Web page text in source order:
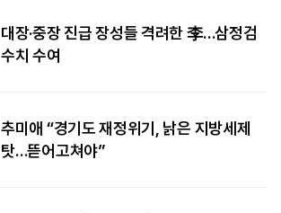
대장·중장 진급 장성들 격려한 李…삼정검
수치 수여
추미애 “경기도 재정위기, 낡은 지방세제
탓…뜯어고쳐야”